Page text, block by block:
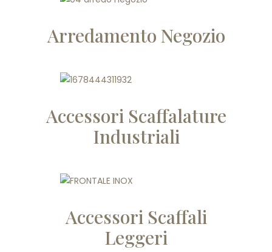
Arredamento Negozio
Accessori Scaffalature
Industriali
Accessori Scaffali
Leggeri